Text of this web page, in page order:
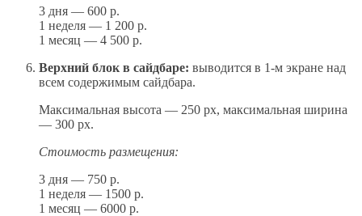
3 дня — 600 р.
1 неделя — 1 200 р.
1 месяц — 4 500 р.
Верхний блок в сайдбаре: выводится в 1-м экране над
всем содержимым сайдбара.
Максимальная высота — 250 px, максимальная ширина
— 300 px.
Стоимость размещения:
3 дня — 750 р.
1 неделя — 1500 р.
1 месяц — 6000 р.